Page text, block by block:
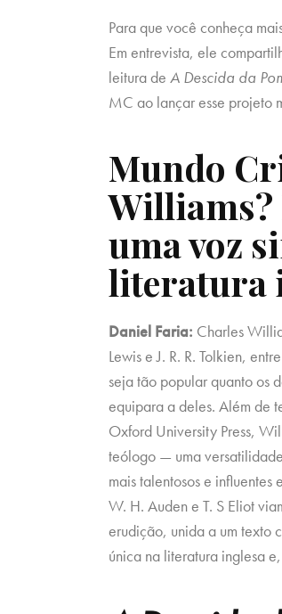
Para que você conheça
Em entrevista, ele
leitura de A Descida da
MC ao lançar esse projeto
Mundo
Williams?
uma voz
literatura
Daniel Faria: Charles
Lewis e J. R. R. Tolkien,
seja tão popular quanto os
equipara a deles. Além de
Oxford University Press,
teólogo — uma
mais talentosos e
W. H. Auden e T. S Eliot
erudição, unida a um texto
única na literatura inglesa